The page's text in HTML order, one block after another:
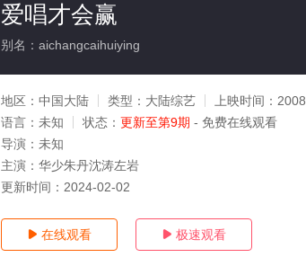
爱唱才会赢
别名：aichangcaihuiying
地区： 中国大陆 类型： 大陆综艺 上映时间： 2008
语言： 未知 状态： 更新至第9期 - 免费在线观看
导演： 未知
主演： 华少朱丹沈涛左岩
更新时间： 2024-02-02
 在线观看  极速观看